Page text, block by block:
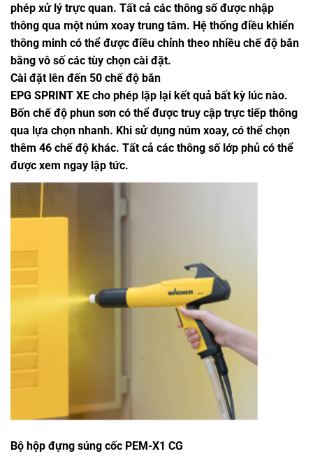
phép xử lý trực quan. Tất cả các thông số được nhập
thông qua một núm xoay trung tâm. Hệ thống điều khiển
thông minh có thể được điều chỉnh theo nhiều chế độ bắn
bằng vô số các tùy chọn cài đặt.
Cài đặt lên đến 50 chế độ bắn
EPG SPRINT XE cho phép lặp lại kết quả bất kỳ lúc nào.
Bốn chế độ phun sơn có thể được truy cập trực tiếp thông
qua lựa chọn nhanh. Khi sử dụng núm xoay, có thể chọn
thêm 46 chế độ khác. Tất cả các thông số lớp phủ có thể
được xem ngay lập tức.
Bộ hộp đựng súng cốc PEM-X1 CG